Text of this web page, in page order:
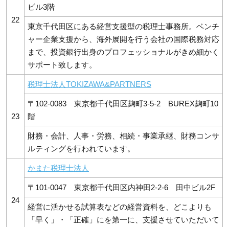
22
ビル3階
東京千代田区にある経営支援型の税理士事務所。ベンチ
ャー企業支援から、海外展開を行う会社の国際税務対応
まで、投資銀行出身のプロフェッショナルがきめ細かく
サポート致します。
23
税理士法人TOKIZAWA&PARTNERS
〒102-0083 東京都千代田区麹町3-5-2 BUREX麹町10
階
財務・会計、人事・労務、相続・事業承継、財務コンサ
ルティングを行われています。
24
かまた税理士法人
〒101-0047 東京都千代田区内神田2-2-6 田中ビル2F
経営に活かせる試算表などの経営資料を、どこよりも
「早く」・「正確」にを第一に、支援させていただいて